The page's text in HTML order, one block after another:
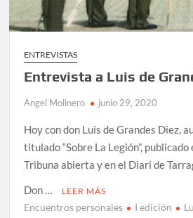
ENTREVISTAS
Entrevista a Luis de
Ángel Molinero junio 29, 2020
Hoy con don Luis de Grandes Diez,
titulado “Sobre La Legión”,
Tribuna abierta y en el Diari de
Don …
LEER MÁS
Encuentros personales I edición